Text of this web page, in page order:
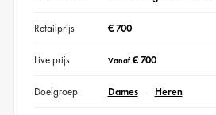
Retailprijs € 700
Live prijs Vanaf€ 700
Doelgroep Dames Heren